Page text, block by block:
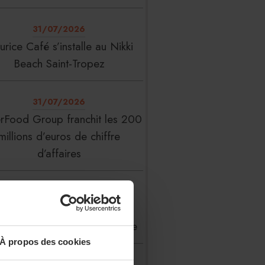
À propos des cookies
31/07/2026
Café s’installe au Nikki
Beach Saint-Tropez
31/07/2026
Group franchit les 200
d’euros de chiffre
d’affaires
31/07/2026
Liste : La Réserve Paris de
meilleur hôtel du monde